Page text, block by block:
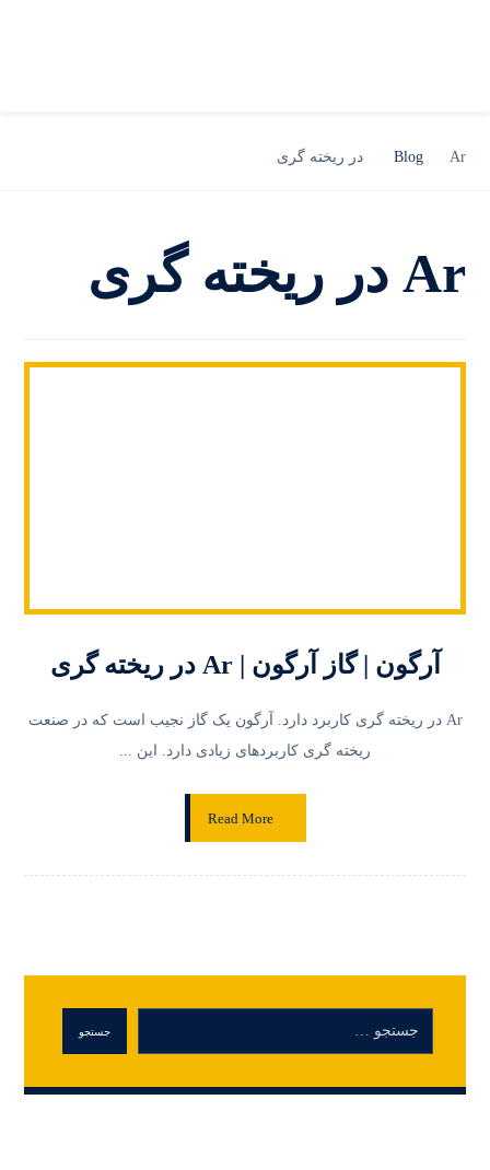
Blog Ar در ریخته گری
Ar در ریخته گری
آرگون | گاز آرگون | Ar در ریخته گری
Ar در ریخته گری کاربرد دارد. آرگون یک گاز نجیب است که در صنعت
ریخته گری کاربردهای زیادی دارد. این ...
Read More